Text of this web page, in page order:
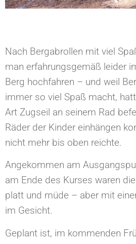
Nach Bergabrollen mit viel
man erfahrungsgemäß leider
Berg hochfahren – und weil
immer so viel Spaß macht,
Art Zugseil an seinem Rad
Räder der Kinder einhängen
nicht mehr bis oben reichte.
Angekommen am
am Ende des Kurses waren
platt und müde – aber mit
im Gesicht.
Geplant ist, im kommenden